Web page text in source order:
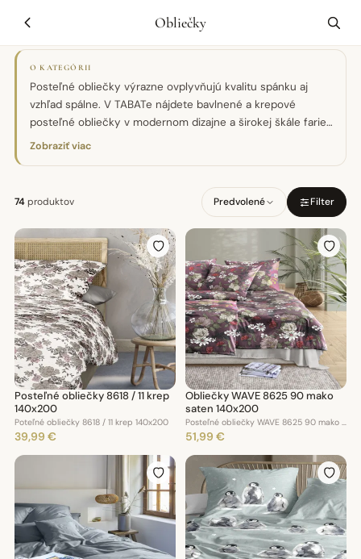
Obliečky
O KATEGÓRII
Posteľné obliečky výrazne ovplyvňujú kvalitu spánku aj
vzhľad spálne. V TABATe nájdete bavlnené a krepové
posteľné obliečky v modernom dizajne a širokej škále farieb
a vzorov, vrátane kvalitných značiek ako Irisette. Vyberáme
obliečky v štandardných aj atypických rozmeroch. Doprajte
si pohodlie kvalitnej posteľnej bielizne za rozumnú cenu.
Zobraziť viac
74produktov Predvolené Filter
Posteľné obliečky 8618 / 11 krep
140x200
Poteľné obliečky 8618 / 11 krep 140x200
39,99 €
Obliečky WAVE 8625 90 mako
saten 140x200
Posteľné obliečky WAVE 8625 90 mako saten140x200
51,99 €